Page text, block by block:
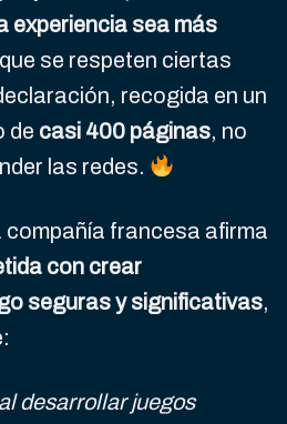
experiencia sea más
se respeten ciertas
recogida en un
de casi 400 páginas, no
las redes.
compañía francesa afirma
con crear
seguras y significativas,
desarrollar juegos